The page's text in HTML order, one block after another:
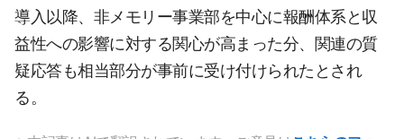
導入以降、非メモリー事業部を中心に報酬体系と収
益性への影響に対する関心が高まった分、関連の質
疑応答も相当部分が事前に受け付けられたとされ
る。